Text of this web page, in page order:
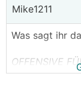
Mike1211
Was sagt ihr
OFFENSIVE